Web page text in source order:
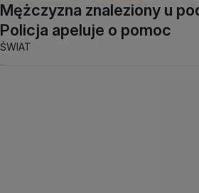
Mężczyzna znaleziony u
Policja apeluje o pomoc
ŚWIAT